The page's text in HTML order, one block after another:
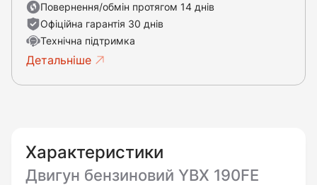
Повернення/обмін протягом 14 днів
Офіційна гарантія 30 днів
Технічна підтримка
Детальніше
Характеристики
Двигун бензиновий YBX 190FE